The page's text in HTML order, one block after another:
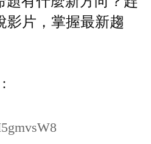
影片，掌握最新趨